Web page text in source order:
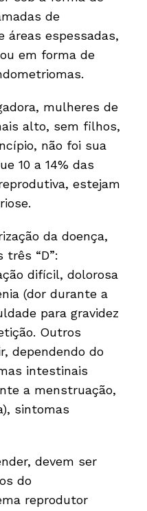
de
áreas espessadas,
em forma de
mulheres de
alto, sem filhos,
não foi sua
10 a 14% das
estejam
da doença,
três “D”:
difícil, dolorosa
(dor durante a
para gravidez
Outros
dependendo do
intestinais
a menstruação,
sintomas
devem ser
do
reprodutor